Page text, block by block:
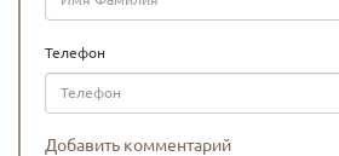
Телефон
Добавить комментарий